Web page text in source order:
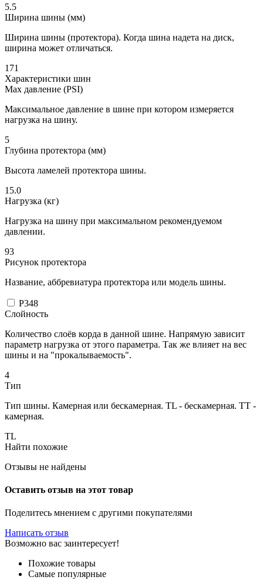
5.5
Ширина шины (мм)
Ширина шины (протектора). Когда шина надета на диск,
ширина может отличаться.
171
Характеристики шин
Max давление (PSI)
Максимальное давление в шине при котором измеряется
нагрузка на шину.
5
Глубина протектора (мм)
Высота ламелей протектора шины.
15.0
Нагрузка (кг)
Нагрузка на шину при максимальном рекомендуемом
давлении.
93
Рисунок протектора
Название, аббревиатура протектора или модель шины.
P348
Слойность
Количество слоёв корда в данной шине. Напрямую зависит
параметр нагрузка от этого параметра. Так же влияет на вес
шины и на "прокалываемость".
4
Тип
Тип шины. Камерная или бескамерная. TL - бескамерная. TT -
камерная.
TL
Найти похожие
Отзывы не найдены
Оставить отзыв на этот товар
Поделитесь мнением с другими покупателями
Написать отзыв
Возможно вас заинтересует!
Похожие товары
Самые популярные